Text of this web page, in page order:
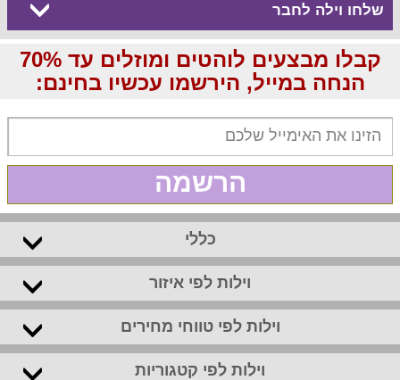
שלחו וילה לחבר
קבלו מבצעים לוהטים ומוזלים עד 70%
הנחה במייל, הירשמו עכשיו בחינם:
הרשמה
כללי
וילות לפי איזור
וילות לפי טווחי מחירים
וילות לפי קטגוריות